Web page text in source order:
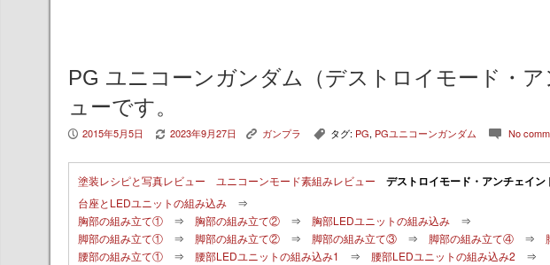
PG ユニコーンガンダム（デストロイモード・
ューです。
P 2015年5月5日 V 2023年9月27日 K ガンプラ , タグ: PG, PGユニコーンガンダム c No
塗装レシピと写真レビュー ユニコーンモード素組みレビュー デストロイモード・アンチェイン
台座とLEDユニットの組み込み ⇒
胸部の組み立て① ⇒ 胸部の組み立て② ⇒ 胸部LEDユニットの組み込み ⇒
脚部の組み立て① ⇒ 脚部の組み立て② ⇒ 脚部の組み立て③ ⇒ 脚部の組み立て④ ⇒
腰部の組み立て① ⇒ 腰部LEDユニットの組み込み1 ⇒ 腰部LEDユニットの組み込み2 ⇒